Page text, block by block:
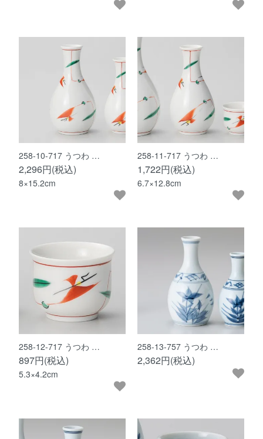
258-10-717 うつわ …
2,296円(税込)
8×15.2cm
258-11-717 うつわ …
1,722円(税込)
6.7×12.8cm
258-12-717 うつわ …
897円(税込)
5.3×4.2cm
258-13-757 うつわ …
2,362円(税込)